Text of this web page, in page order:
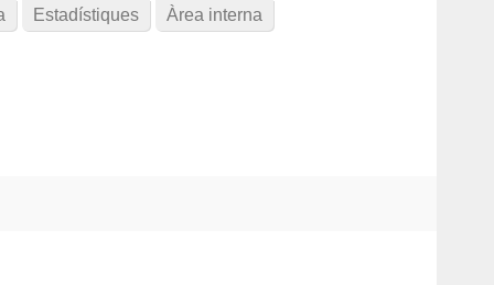
Estadístiques Àrea interna